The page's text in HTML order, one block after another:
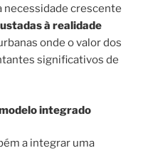
necessidade crescente
à realidade
onde o valor dos
significativos de
integrado
a integrar uma